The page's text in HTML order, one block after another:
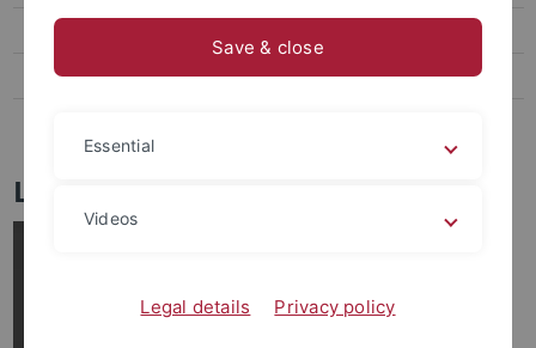
Stiftungsprofessur
Juniorprofessur
Lehrstühle Strafrecht
Save & close
Essential
Videos
Legal details Privacy policy